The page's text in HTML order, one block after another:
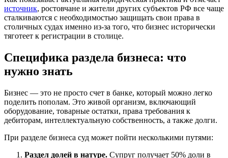
источник, ростовчане и жители других субъектов РФ все чаще
сталкиваются с необходимостью защищать свои права в
столичных судах именно из-за того, что бизнес исторически
тяготеет к регистрации в столице.
Специфика раздела бизнеса: что
нужно знать
Бизнес — это не просто счет в банке, который можно легко
поделить пополам. Это живой организм, включающий
оборудование, товарные остатки, права требования к
дебиторам, интеллектуальную собственность, а также долги.
При разделе бизнеса суд может пойти несколькими путями:
Раздел долей в натуре. Супруг получает 50% доли в